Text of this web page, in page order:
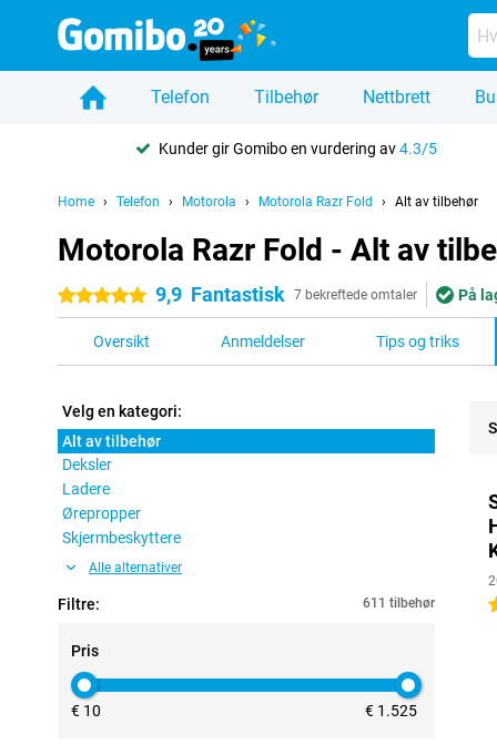
Telefon Tilbehør Nettbrett
Kunder gir Gomibo en vurdering av4.3/5
Home Telefon Motorola Motorola Razr Fold Alt av tilbehør
Motorola Razr Fold - Alt av
5 stjerner 9,9 Fantastisk 7 bekreftede omtaler På
Oversikt Anmeldelser Tips og triks
Velg en kategori:
Alt av tilbehør
Deksler
Ladere
Ørepropper
Skjermbeskyttere
Alle alternativer
Filtre: 611 tilbehør
Pris
€ 10 € 1.525